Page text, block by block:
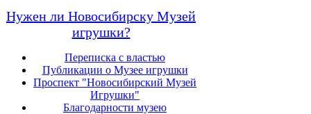
Нужен ли Новосибирску Музей
игрушки?
Переписка с властью
Публикации о Музее игрушки
Проспект "Новосибирский Музей
Игрушки"
Благодарности музею